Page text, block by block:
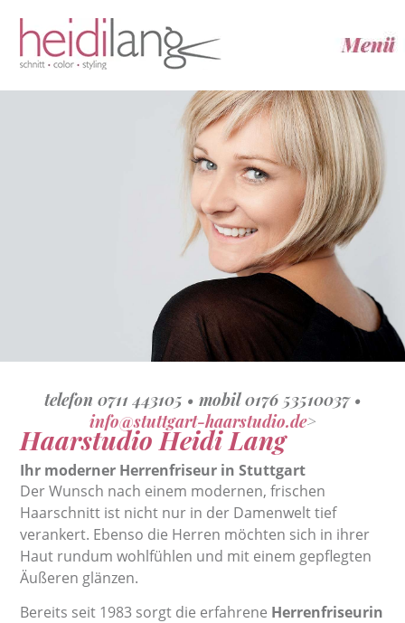
telefon 0711 443105 • mobil 0176 53510037 •
info@stuttgart-haarstudio.de>
Haarstudio Heidi Lang
Ihr moderner Herrenfriseur in Stuttgart
Der Wunsch nach einem modernen, frischen
Haarschnitt ist nicht nur in der Damenwelt tief
verankert. Ebenso die Herren möchten sich in ihrer
Haut rundum wohlfühlen und mit einem gepflegten
Äußeren glänzen.
Bereits seit 1983 sorgt die erfahrene Herrenfriseurin